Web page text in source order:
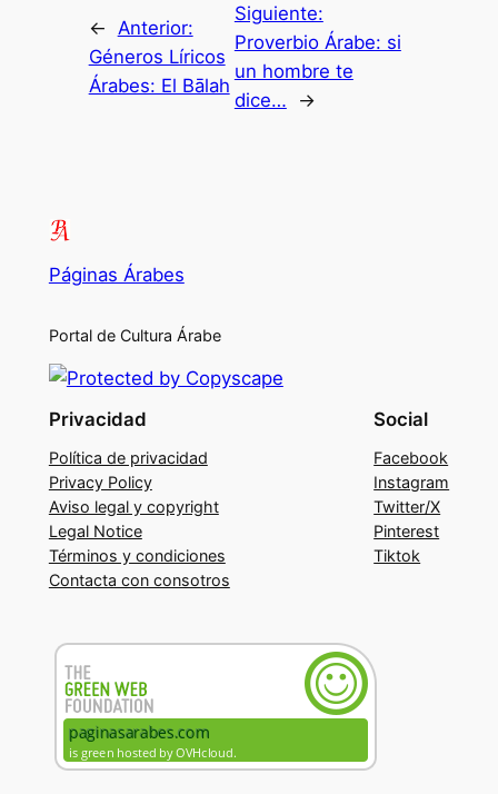
←
Anterior:
Géneros Líricos
Árabes: El Bālah
Siguiente:
Proverbio Árabe: si
un hombre te
dice…
→
Páginas Árabes
Portal de Cultura Árabe
Privacidad
Política de privacidad
Privacy Policy
Aviso legal y copyright
Legal Notice
Términos y condiciones
Contacta con consotros
Social
Facebook
Instagram
Twitter/X
Pinterest
Tiktok